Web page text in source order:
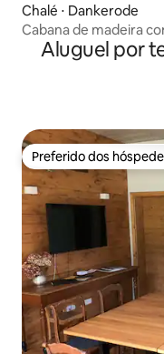
Chalé ⋅ Dankerode
Cabana de madeira
Aluguel por
Preferido dos
Preferido dos